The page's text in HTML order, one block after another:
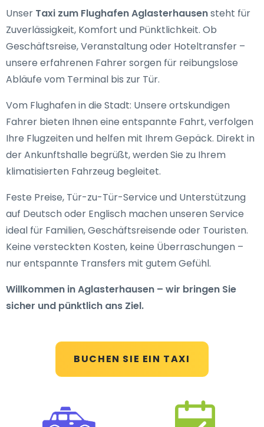
BUCHEN SIE EIN TAXI
Unser Taxi zum Flughafen Aglasterhausensteht für
Zuverlässigkeit, Komfort und Pünktlichkeit. Ob
Geschäftsreise, Veranstaltung oder Hoteltransfer –
unsere erfahrenen Fahrer sorgen für reibungslose
Abläufe vom Terminal bis zur Tür.
Vom Flughafen in die Stadt: Unsere ortskundigen
Fahrer bieten Ihnen eine entspannte Fahrt, verfolgen
Ihre Flugzeiten und helfen mit Ihrem Gepäck. Direkt in
der Ankunftshalle begrüßt, werden Sie zu Ihrem
klimatisierten Fahrzeug begleitet.
Feste Preise, Tür-zu-Tür-Service und Unterstützung
auf Deutsch oder Englisch machen unseren Service
ideal für Familien, Geschäftsreisende oder Touristen.
Keine versteckten Kosten, keine Überraschungen –
nur entspannte Transfers mit gutem Gefühl.
Willkommen in Aglasterhausen – wir bringen Sie
sicher und pünktlich ans Ziel.